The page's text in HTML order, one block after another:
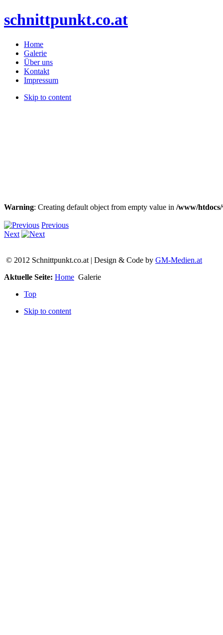
schnittpunkt.co.at
Home
Galerie
Über uns
Kontakt
Impressum
Skip to content
Warning: Creating default object from empty value in /www/
Previous
Next
© 2012 Schnittpunkt.co.at | Design & Code by GM-Medien.at
Aktuelle Seite: Home Galerie
Top
Skip to content